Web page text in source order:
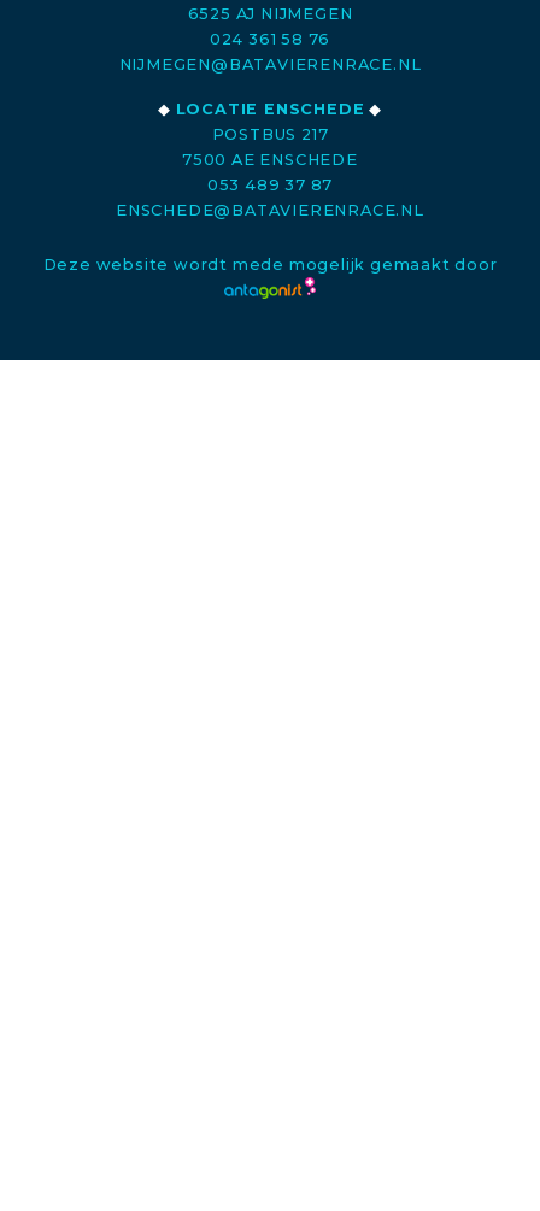
6525 AJ NIJMEGEN
024 361 58 76
NIJMEGEN@BATAVIERENRACE.NL
◆ LOCATIE ENSCHEDE ◆
POSTBUS 217
7500 AE ENSCHEDE
053 489 37 87
ENSCHEDE@BATAVIERENRACE.NL
Deze website wordt mede mogelijk gemaakt door